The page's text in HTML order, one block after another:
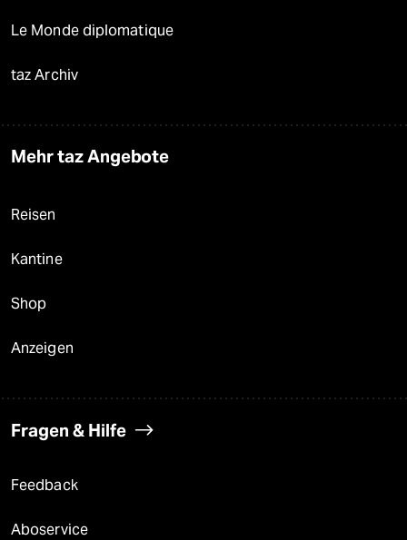
Le Monde diplomatique
taz Archiv
Mehr taz Angebote
Reisen
Kantine
Shop
Anzeigen
Fragen & Hilfe
Feedback
Aboservice